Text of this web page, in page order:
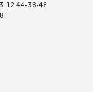
12 44-38-48